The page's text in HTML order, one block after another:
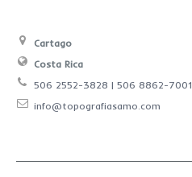
Cartago
Costa Rica
506 2552-3828 | 506 8862-7001
info@topografiasamo.com